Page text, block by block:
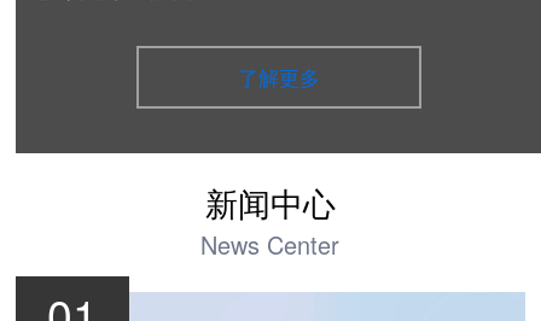
了解更多
新闻中心
News Center